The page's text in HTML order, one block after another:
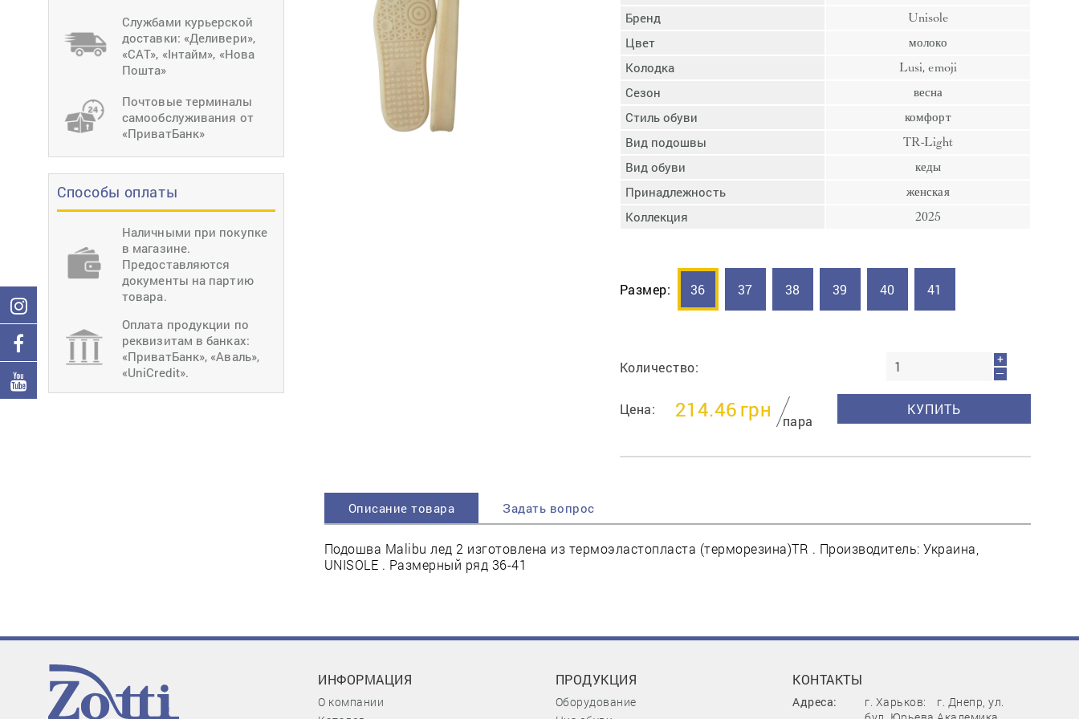
оборудование
Загибка деталей
пресс
Иглы
Службами курьерской
доставки: «Деливери»,
«САТ», «Інтайм», «Нова
Пошта»
Почтовые терминалы
самообслуживания от
«ПриватБанк»
Способы оплаты
Наличными при покупке
в магазине.
Предоставляются
документы на партию
товара.
Оплата продукции по
реквизитам в банках:
«ПриватБанк», «Аваль»,
«UniCredit».
Бренд Unisole
Цвет молоко
Колодка Lusi, emoji
Сезон весна
Стиль обуви комфорт
Вид подошвы TR-Light
Вид обуви кеды
Принадлежность женская
Коллекция 2025
Размер: 36 37 38 39 40 41
Количество:
+
—
Цена: 214.46грн пара
КУПИТЬ
Описание товара Задать вопрос
Подошва Malibu лед 2 изготовлена из термоэластопласта (терморезина)TR . Производитель: Украина,
UNISOLE . Размерный ряд 36-41
ИНФОРМАЦИЯ
О компании
ПРОДУКЦИЯ
Оборудование
КОНТАКТЫ
Адреса:
г. Харьков:
г. Днепр, ул.